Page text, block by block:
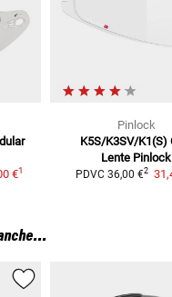
€1
Pinlock
K5S/K3SV/K1(S)
Lente Pinlock
PDVC 36,00 €2